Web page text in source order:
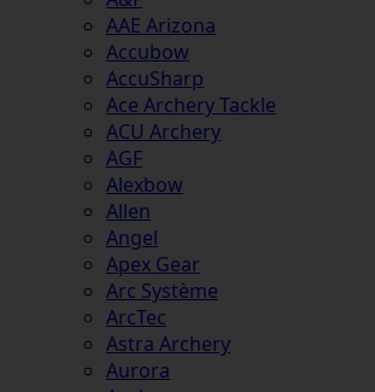
AAE Arizona
Accubow
AccuSharp
Ace Archery Tackle
ACU Archery
AGF
Alexbow
Allen
Angel
Apex Gear
Arc Système
ArcTec
Astra Archery
Aurora